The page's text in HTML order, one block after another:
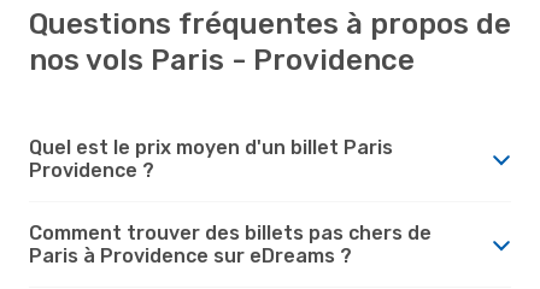
Questions fréquentes à propos de
nos vols Paris - Providence
Quel est le prix moyen d'un billet Paris
Providence ?
Comment trouver des billets pas chers de
Paris à Providence sur eDreams ?